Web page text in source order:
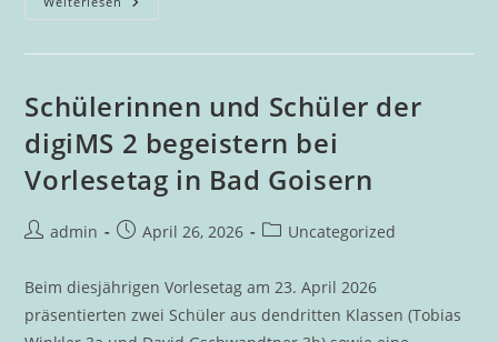
Mehrkampf
Der
Bad
Goisern
Schülerinnen und Schüler der
digiMS 2 begeistern bei
Vorlesetag in Bad Goisern
Beitrags-
admin
BeitragApril 26, 2026
Beitrags-
Uncategorized
Beim diesjährigen Vorlesetag am 23. April 2026
präsentierten zwei Schüler aus dendritten Klassen (Tobias